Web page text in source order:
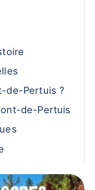
de-Pertuis ?
de-Pertuis